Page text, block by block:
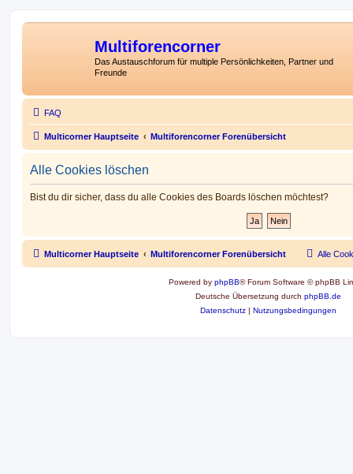
Multiforencorner
Das Austauschforum für multiple Persönlichkeiten, Partner und
Freunde
FAQ
Multicorner Hauptseite Multiforencorner Forenübersicht
Alle Cookies löschen
Bist du dir sicher, dass du alle Cookies des Boards löschen möchtest?
Multicorner Hauptseite Multiforencorner Forenübersicht Alle
Powered by phpBB® Forum Software © phpBB
Deutsche Übersetzung durch phpBB.de
Datenschutz | Nutzungsbedingungen